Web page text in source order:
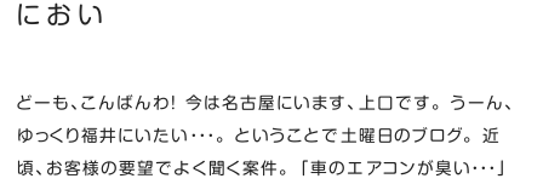
におい
どーも、こんばんわ！ 今は名古屋にいます、上口です。 うーん、
ゆっくり福井にいたい・・・。 ということで土曜日のブログ。 近
頃、お客様の要望でよく聞く案件。 「車のエアコンが臭い・・・」